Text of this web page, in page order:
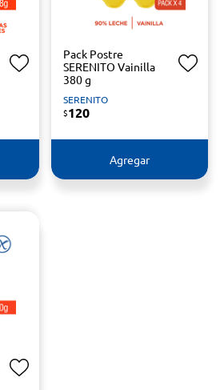
Pack Postre
SERENITO Vainilla
380 g
SERENITO
$120
Agregar